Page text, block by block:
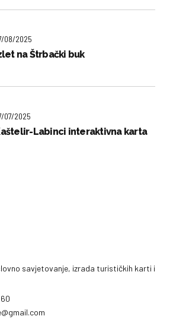
08/2025
na Štrbački buk
07/2025
Labinci interaktivna karta
savjetovanje, izrada turističkih karti i